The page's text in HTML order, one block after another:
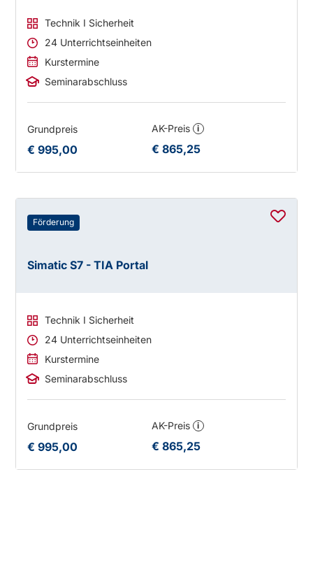
Technik I Sicherheit
24 Unterrichtseinheiten
Kurstermine
Seminarabschluss
Grundpreis
€ 995,00
AK-Preis i
€ 865,25
Förderung
Simatic S7 - TIA Portal
Technik I Sicherheit
24 Unterrichtseinheiten
Kurstermine
Seminarabschluss
Grundpreis
€ 995,00
AK-Preis i
€ 865,25